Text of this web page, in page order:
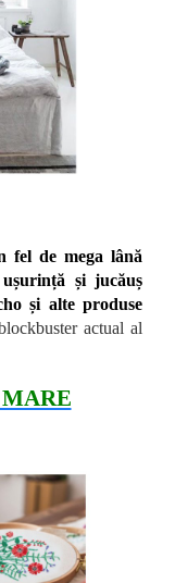
fel de mega lână
și jucăuș
și alte produse
actual al